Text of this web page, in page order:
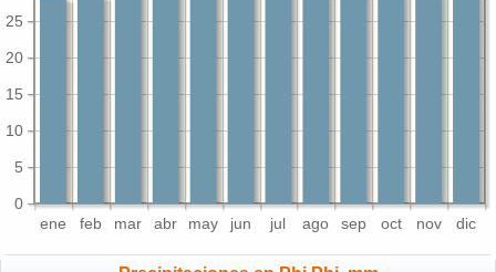
ene feb mar abr may jun jul ago sep oct nov dic
0
5
10
15
20
25